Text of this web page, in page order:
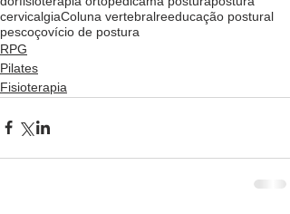
cervicalgiaColuna vertebralreeducação postural
pescoçovício de postura
RPG
Pilates
Fisioterapia